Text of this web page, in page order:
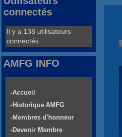
connectés
Il y a 138 utilisateurs
connectés
AMFG INFO
-Accueil
-Historique AMFG
-Membres d'honneur
-Devenir Membre